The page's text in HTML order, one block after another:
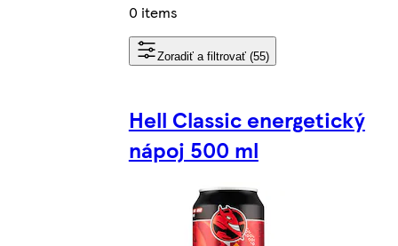
0 items
Zoradiť a filtrovať (55)
Hell Classic energetický
nápoj 500 ml